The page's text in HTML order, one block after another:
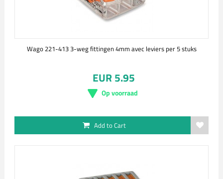
Wago 221-413 3-weg fittingen 4mm avec leviers per 5 stuks
EUR 5.95
Op voorraad
Add to Cart